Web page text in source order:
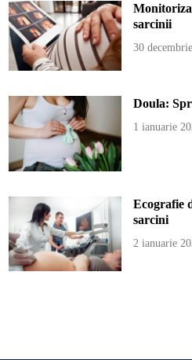
sarcinii
30
Doula:
1 ianuarie
Ecografie
sarcini
2 ianuarie